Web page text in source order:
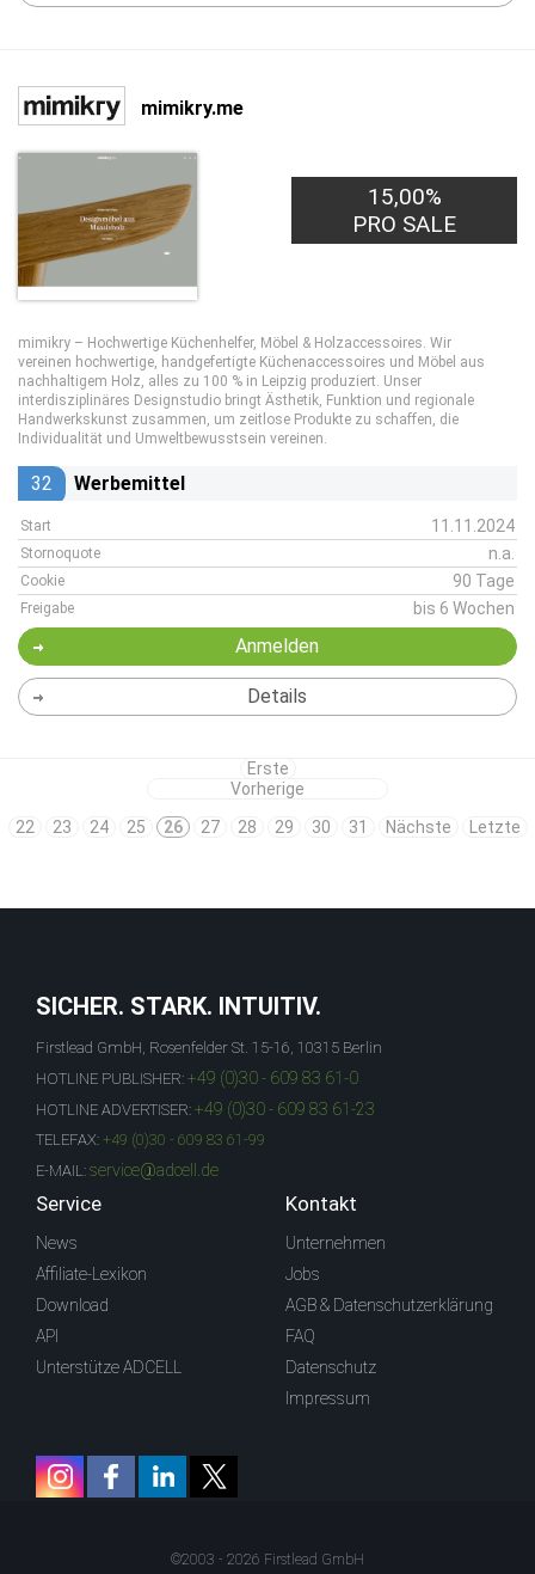
mimikry.me
15,00%
PRO SALE
mimikry – Hochwertige Küchenhelfer, Möbel & Holzaccessoires. Wir
vereinen hochwertige, handgefertigte Küchenaccessoires und Möbel aus
nachhaltigem Holz, alles zu 100 % in Leipzig produziert. Unser
interdisziplinäres Designstudio bringt Ästhetik, Funktion und regionale
Handwerkskunst zusammen, um zeitlose Produkte zu schaffen, die
Individualität und Umweltbewusstsein vereinen.
32 Werbemittel
Start 11.11.2024
Stornoquote n.a.
Cookie 90 Tage
Freigabe bis 6 Wochen
Anmelden
Details
Erste
Vorherige
22
23 24 25 26 27 28 29 30 31 Nächste Letzte
SICHER. STARK. INTUITIV.
Firstlead GmbH, Rosenfelder St. 15-16, 10315 Berlin
HOTLINE PUBLISHER: +49 (0)30 - 609 83 61-0
HOTLINE ADVERTISER: +49 (0)30 - 609 83 61-23
TELEFAX: +49 (0)30 - 609 83 61-99
E-MAIL: service@adcell.de
Service
News
Affiliate-Lexikon
Download
API
Unterstütze ADCELL
Kontakt
Unternehmen
Jobs
AGB & Datenschutzerklärung
FAQ
Datenschutz
Impressum
©2003 - 2026 Firstlead GmbH